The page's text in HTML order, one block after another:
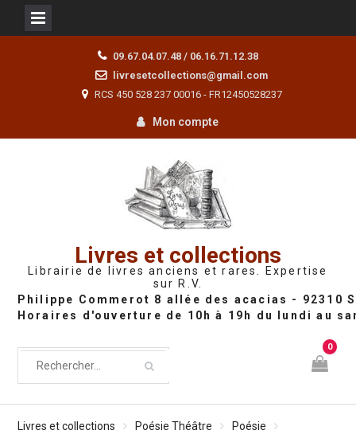
09.67.04.07.48 / 06.16.71.12.38
livresetcollections@gmail.com
RCS 450 528 237 00016 - FR12450528237
Mon compte
Livres et collections
Librairie de livres anciens et rares. Expertise
sur R.V.
0
Livres et collections Poésie Théâtre
Poésie